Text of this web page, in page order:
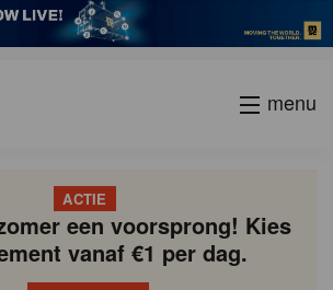
menu
ACTIE
een voorsprong! Kies
vanaf €1 per dag.